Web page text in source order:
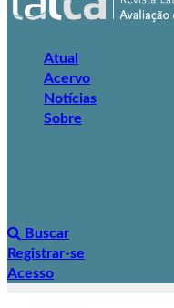
Atual
Acervo
Notícias
Sobre
Buscar
Registrar-se
Acesso